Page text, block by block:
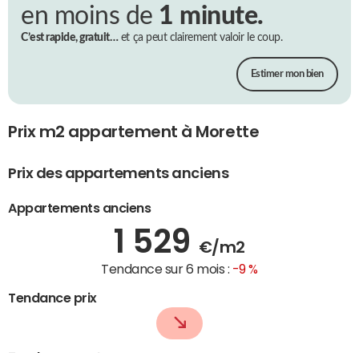
en moins de 1 minute.
C’est rapide, gratuit…et ça peut clairement valoir le coup.
Estimer mon bien
Prix m2 appartement à Morette
Prix des appartements anciens
Appartements anciens
1 529 €/m2
Tendance sur 6 mois : -9 %
Tendance prix